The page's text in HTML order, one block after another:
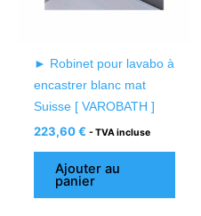
► Robinet pour lavabo à
encastrer blanc mat
Suisse [ VAROBATH ]
223,60€ - TVA incluse
Ajouter au
panier